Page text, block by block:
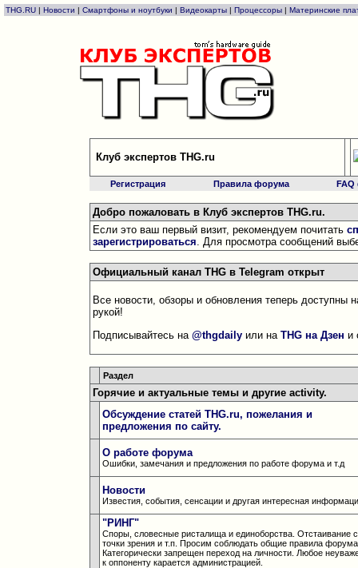
THG.RU | Новости | Смартфоны и ноутбуки | Видеокарты | Процессоры | Материнские
Клуб экспертов THG.ru
Регистрация Правила форума
Добро пожаловать в Клуб экспертов THG.ru.
Если это ваш первый визит, рекомендуем почитать
зарегистрироваться. Для просмотра сообщений
Официальный канал THG в Telegram открыт
Все новости, обзоры и обновления теперь
рукой!
Подписывайтесь на @thgdailyили на THG на Дзен и
Раздел
Горячие и актуальные темы и другие activity.
Обсуждение статей THG.ru, пожелания и
предложения по сайту.
О работе форума
Ошибки, замечания и предложения по работе форума и т.д
Новости
Известия, события, сенсации и другая интересная
"РИНГ"
Споры, словесные ристалища и единоборства. Отстаивание
точки зрения и т.п. Просим соблюдать общие правила
Категорически запрещен переход на личности. Любое
к оппоненту карается администрацией.